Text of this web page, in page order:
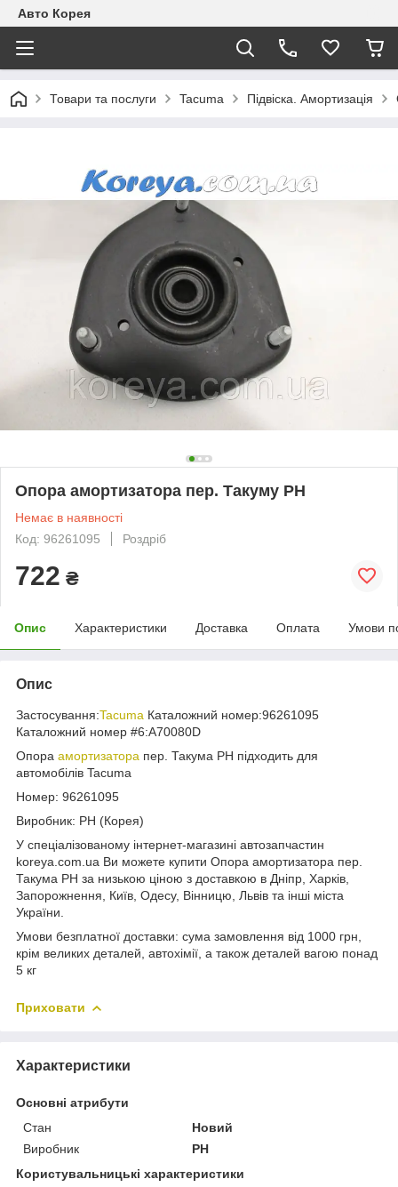
Авто Корея
Товари та послуги Tacuma Підвіска. Амортизація
Опора амортизатора пер. Такуму PH
Немає в наявності
Код: 96261095
Роздріб
722 ₴
Опис Характеристики Доставка Оплата Умови
Опис
Застосування:Tacuma Каталожний номер:96261095
Каталожний номер #6:A70080D
Опора амортизатора пер. Такума PH підходить для
автомобілів Tacuma
Номер: 96261095
Виробник: PH (Корея)
У спеціалізованому інтернет-магазині автозапчастин
koreya.com.ua Ви можете купити Опора амортизатора пер.
Такума PH за низькою ціною з доставкою в Дніпр, Харків,
Запорожнення, Київ, Одесу, Вінницю, Львів та інші міста
України.
Умови безплатної доставки: сума замовлення від 1000 грн,
крім великих деталей, автохімії, а також деталей вагою понад
5 кг
Приховати
Характеристики
Основні атрибути
Стан
Новий
Виробник
PH
Користувальницькі характеристики